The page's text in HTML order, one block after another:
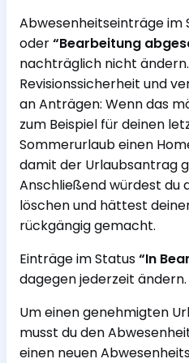
Abwesenheitseinträge im
oder“Bearbeitung
nachträglich nicht
Revisionssicherheit und
an Anträgen: Wenn das
zum Beispiel für deinen
Sommerurlaub einen
damit der Urlaubsantrag
Anschließend würdest du
löschen und hättest
rückgängig gemacht.
Einträge im Status“In
dagegen jederzeit ändern.
Um einen genehmigten
musst du den
einen neuen